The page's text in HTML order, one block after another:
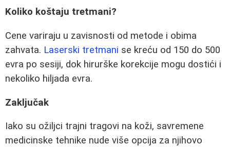
Koliko koštaju tretmani?
Cene variraju u zavisnosti od metode i obima
zahvata. Laserski tretmani se kreću od 150 do 500
evra po sesiji, dok hirurške korekcije mogu dostići i
nekoliko hiljada evra.
Zaključak
Iako su ožiljci trajni tragovi na koži, savremene
medicinske tehnike nude više opcija za njihovo